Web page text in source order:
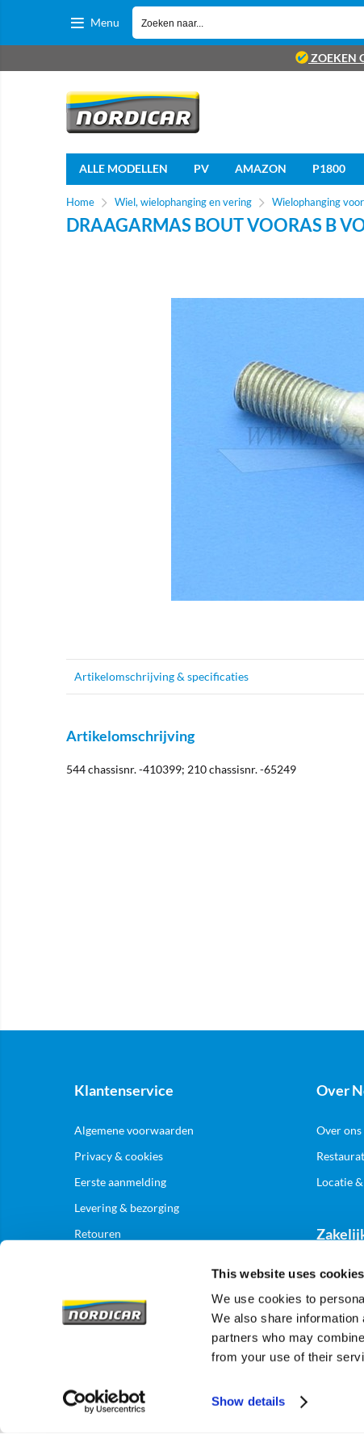
This website uses cookies
We use cookies to
We also share
partners who may
from your use of their
Show details
Menu
ZOEKEN
ALLE MODELLEN PV AMAZON P1800
Home Wiel, wielophanging en vering Wielophanging
DRAAGARMAS BOUT VOORAS B
Artikelomschrijving & specificaties
Artikelomschrijving
544 chassisnr. -410399; 210 chassisnr. -65249
Klantenservice
Algemene voorwaarden
Privacy & cookies
Eerste aanmelding
Levering & bezorging
Retouren
Over
Over ons
Locatie